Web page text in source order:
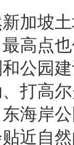
加坡
高点
公园
打高
海岸
近自